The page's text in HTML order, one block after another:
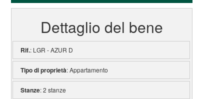
Dettaglio del bene
Rif.: LGR - AZUR D
Tipo di proprietà: Appartamento
Stanze: 2 stanze